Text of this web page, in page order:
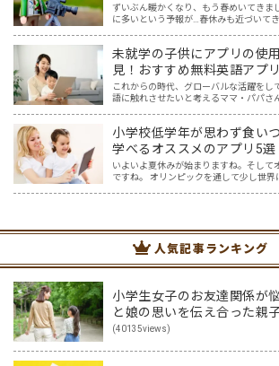
選】
ずいぶん暖かくなり、もう春めいてきま
に多いという予報が…春休みも近づいて
未就学の子供にアプリの使
見！おすすめ無料英語アプ
これからの時代、グローバルな活躍をし
語に触れさせたいと考えるママ・パパさ
小学校低学年が思わず食い
学べるオススメのアプリ5選
いよいよ夏休みが始まりますね。そして
ですね。 オリンピックを通して少し世界
人気記事ランキング
小学生女子のお友達関係が
と娘の思いを伝え合った親
(40135views)